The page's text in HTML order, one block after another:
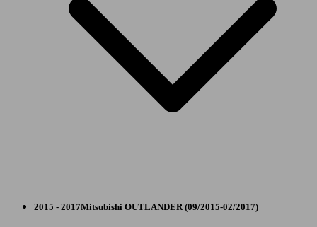
SUV/4x4/Pick-Up
2015 - 2017Mitsubishi OUTLANDER (09/2015-02/2017)